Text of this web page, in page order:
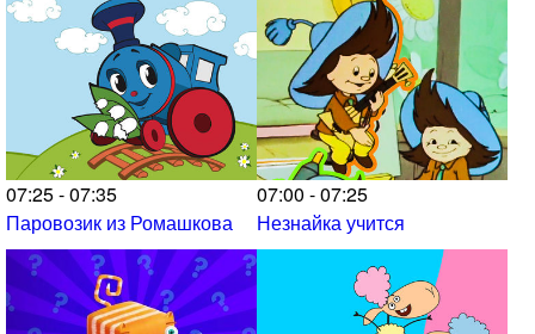
07:25 - 07:35
Паровозик из Ромашкова
07:00 - 07:25
Незнайка учится